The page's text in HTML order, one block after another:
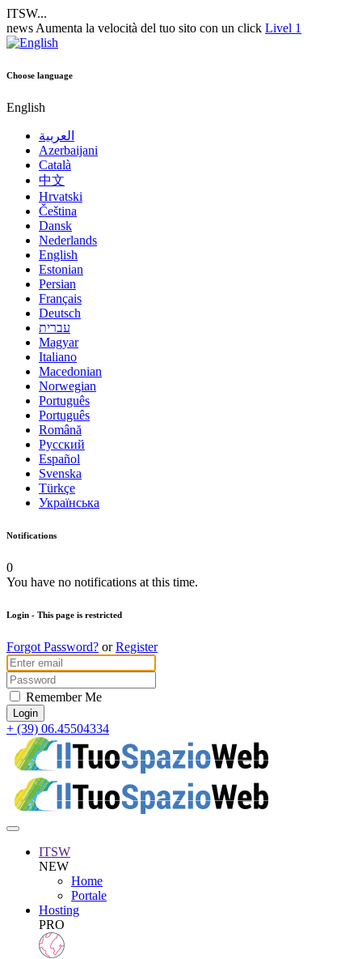
ITSW...
news Aumenta la velocità del tuo sito con un click Livel 1
Choose language
English
العربية
Azerbaijani
Català
中文
Hrvatski
Čeština
Dansk
Nederlands
English
Estonian
Persian
Français
Deutsch
עברית
Magyar
Italiano
Macedonian
Norwegian
Português
Português
Română
Русский
Español
Svenska
Türkçe
Українська
Notifications
0
You have no notifications at this time.
Login - This page is restricted
Forgot Password? orRegister
Remember Me
+ (39) 06.45504334
ITSW
NEW
Home
Portale
Hosting
PRO